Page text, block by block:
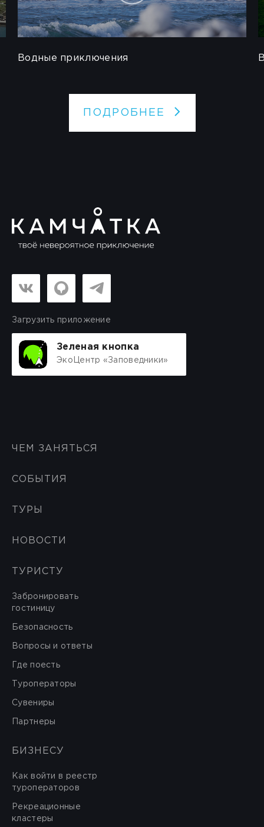
Водные приключения
ПОДРОБНЕЕ
Загрузить приложение
Зеленая кнопка
ЭкоЦентр «Заповедники»
ЧЕМ ЗАНЯТЬСЯ
СОБЫТИЯ
ТУРЫ
НОВОСТИ
ТУРИСТУ
Забронировать
гостиницу
Безопасность
Вопросы и ответы
Где поесть
Туроператоры
Сувениры
Партнеры
БИЗНЕСУ
Как войти в реестр
туроператоров
Рекреационные
кластеры